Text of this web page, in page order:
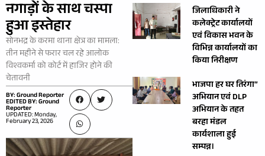
नगाड़ों के साथ चस्पा
हुआ इस्तेहार
सोनभद्र के करमा थाना क्षेत्र का मामला:
तीन महीने से फरार चल रहे आलोक
विश्वकर्मा को कोर्ट में हाजिर होने की
चेतावनी
BY: Ground Reporter
EDITED BY: Ground
Reporter
UPDATED: Monday,
February 23, 2026
जिलाधिकारी ने
कलेक्ट्रेट कार्यालयों
एवं विकास भवन के
विभिन्न कार्यालयों का
किया निरीक्षण
भाजपा हर घर तिरंगा”
अभियान एवं DLP
अभियान के तहत
बरहा मंडल
कार्यशाला हुई
सम्पन्न।